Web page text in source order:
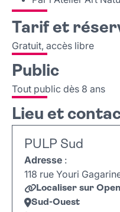
Tarif et
Gratuit, accès libre
Public
Tout public dès 8 ans
Lieu et
PULP Sud
Adresse :
118 rue Youri
Localiser sur
Sud-Ouest